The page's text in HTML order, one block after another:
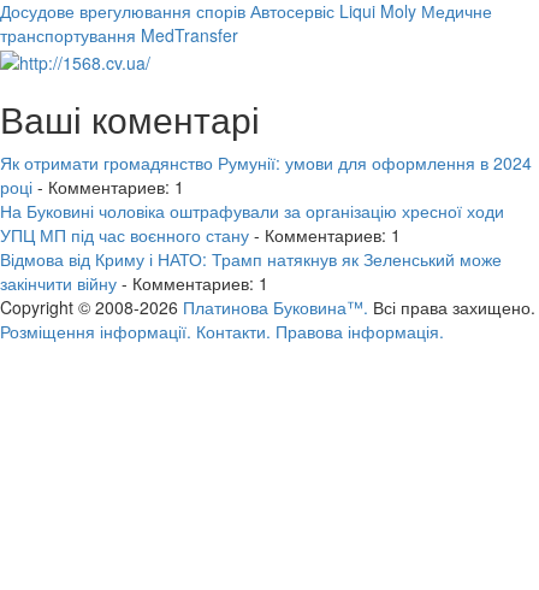
Досудове врегулювання спорів Автосервіс Liqui Moly Медичне
транспортування MedTransfer
Ваші коментарі
Як отримати громадянство Румунії: умови для оформлення в 2024
році - Комментариев: 1
На Буковині чоловіка оштрафували за організацію хресної ходи
УПЦ МП під час воєнного стану - Комментариев: 1
Відмова від Криму і НАТО: Трамп натякнув як Зеленський може
закінчити війну - Комментариев: 1
Copyright © 2008-2026 Платинова Буковина™. Всі права захищено.
Розміщення інформації. Контакти. Правова інформація.